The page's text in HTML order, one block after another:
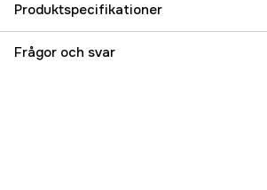
Produktspecifikationer
Global Garanti
Frågor och svar